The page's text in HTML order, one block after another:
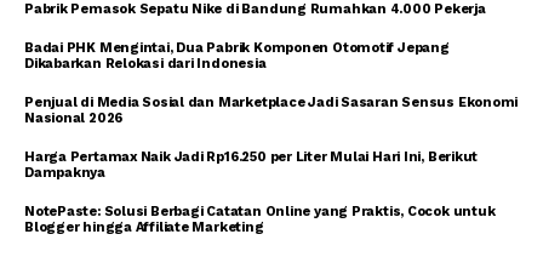
Pabrik Pemasok Sepatu Nike di Bandung Rumahkan 4.000 Pekerja
Badai PHK Mengintai, Dua Pabrik Komponen Otomotif Jepang
Dikabarkan Relokasi dari Indonesia
Penjual di Media Sosial dan Marketplace Jadi Sasaran Sensus Ekonomi
Nasional 2026
Harga Pertamax Naik Jadi Rp16.250 per Liter Mulai Hari Ini, Berikut
Dampaknya
NotePaste: Solusi Berbagi Catatan Online yang Praktis, Cocok untuk
Blogger hingga Affiliate Marketing